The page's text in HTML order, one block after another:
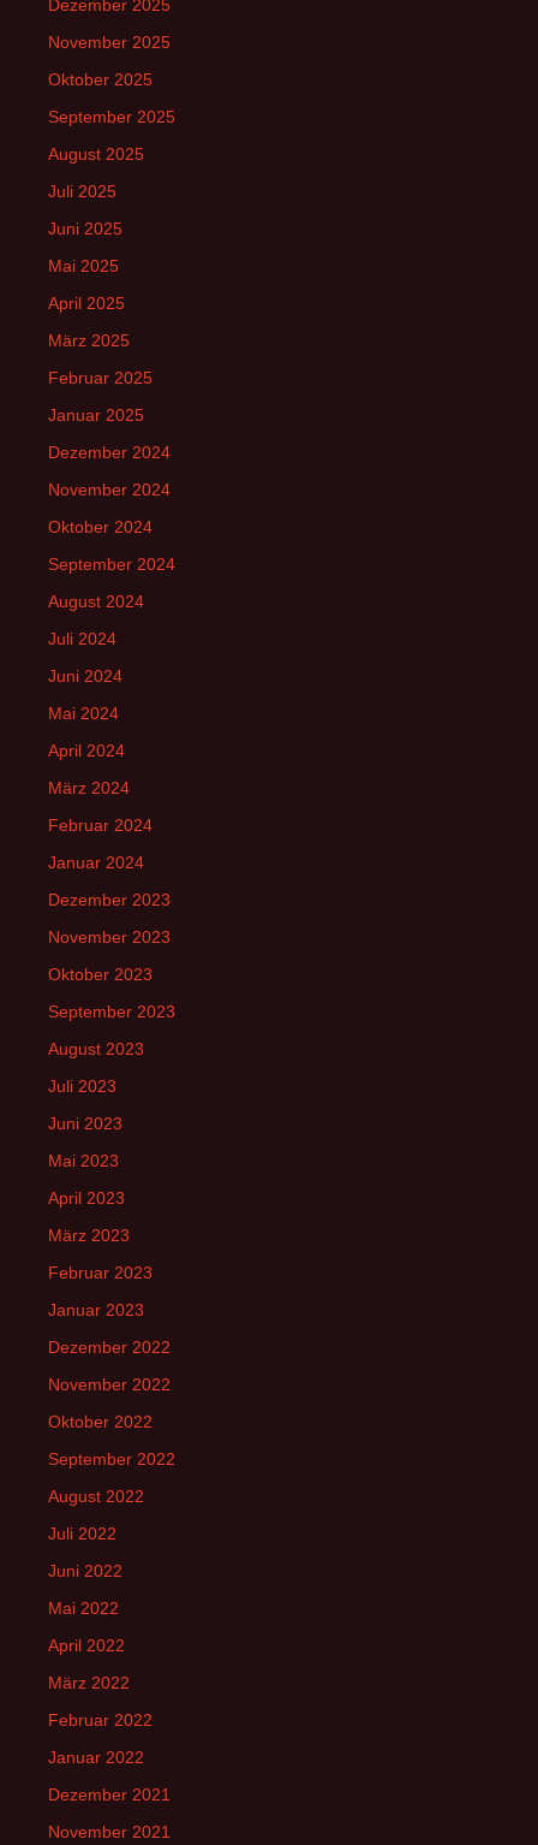
Dezember 2025
November 2025
Oktober 2025
September 2025
August 2025
Juli 2025
Juni 2025
Mai 2025
April 2025
März 2025
Februar 2025
Januar 2025
Dezember 2024
November 2024
Oktober 2024
September 2024
August 2024
Juli 2024
Juni 2024
Mai 2024
April 2024
März 2024
Februar 2024
Januar 2024
Dezember 2023
November 2023
Oktober 2023
September 2023
August 2023
Juli 2023
Juni 2023
Mai 2023
April 2023
März 2023
Februar 2023
Januar 2023
Dezember 2022
November 2022
Oktober 2022
September 2022
August 2022
Juli 2022
Juni 2022
Mai 2022
April 2022
März 2022
Februar 2022
Januar 2022
Dezember 2021
November 2021